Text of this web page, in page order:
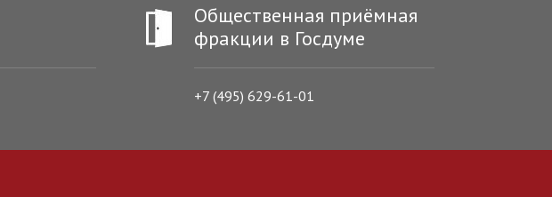
Общественная приёмная
фракции в Госдуме
+7 (495) 629-61-01